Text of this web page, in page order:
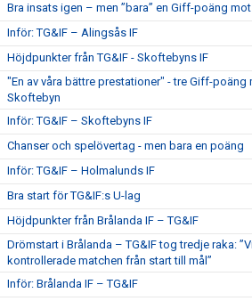
Bra insats igen – men ”bara” en Giff-poäng
Inför: TG&IF – Alingsås IF
Höjdpunkter från TG&IF - Skoftebyns IF
"En av våra bättre prestationer" - tre Giff-poäng
Skoftebyn
Inför: TG&IF – Skoftebyns IF
Chanser och spelövertag - men bara en poäng
Inför: TG&IF – Holmalunds IF
Bra start för TG&IF:s U-lag
Höjdpunkter från Brålanda IF – TG&IF
Drömstart i Brålanda – TG&IF tog tredje raka:
kontrollerade matchen från start till mål”
Inför: Brålanda IF – TG&IF